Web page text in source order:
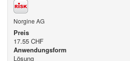
Norgine AG
Preis
17.55 CHF
Anwendungsform
Lösung